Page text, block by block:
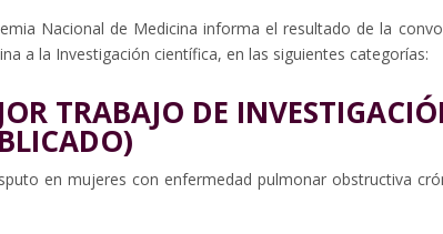
Nacional de Medicina informa el resultado de la
a la Investigación científica, en las siguientes categorías:
TRABAJO DE
en mujeres con enfermedad pulmonar obstructiva